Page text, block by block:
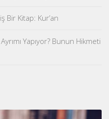
Bir Kitap: Kur’an
Yapıyor? Bunun Hikmeti